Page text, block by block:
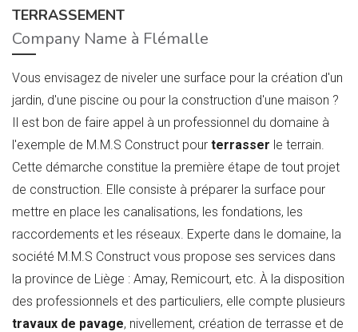
TERRASSEMENT
Company Name à Flémalle
Vous envisagez de niveler une surface pour la création d'un
jardin, d'une piscine ou pour la construction d'une maison ?
Il est bon de faire appel à un professionnel du domaine à
l'exemple de M.M.S Construct pour terrasser le terrain.
Cette démarche constitue la première étape de tout projet
de construction. Elle consiste à préparer la surface pour
mettre en place les canalisations, les fondations, les
raccordements et les réseaux. Experte dans le domaine, la
société M.M.S Construct vous propose ses services dans
la province de Liège : Amay, Remicourt, etc. À la disposition
des professionnels et des particuliers, elle compte plusieurs
travaux de pavage, nivellement, création de terrasse et de